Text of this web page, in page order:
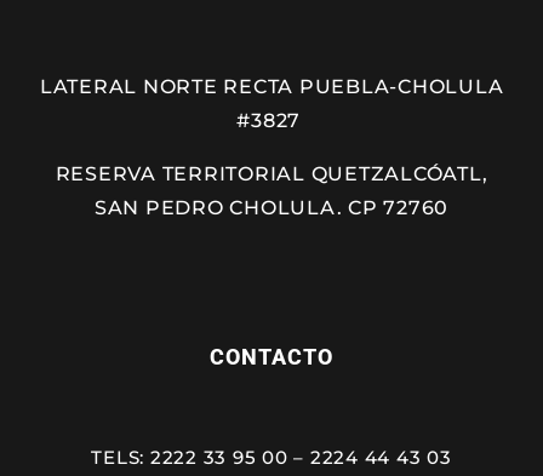
LATERAL NORTE RECTA PUEBLA-CHOLULA
#3827
RESERVA TERRITORIAL QUETZALCÓATL,
SAN PEDRO CHOLULA. CP 72760
CONTACTO
TELS: 2222 33 95 00 – 2224 44 43 03